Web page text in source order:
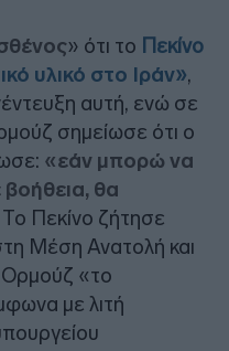
» ότι το Πεκίνο
υλικό στο Ιράν»,
αυτή, ενώ σε
σημείωσε ότι ο
«εάν μπορώ να
θα
Το Πεκίνο ζήτησε
Μέση Ανατολή και
Ορμούζ «το
με λιτή